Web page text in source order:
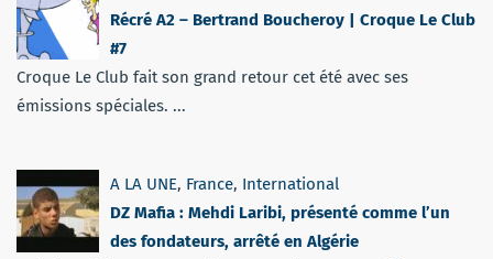
Récré A2 – Bertrand Boucheroy | Croque Le Club
#7
Croque Le Club fait son grand retour cet été avec ses
émissions spéciales. ...
A LA UNE, France, International
DZ Mafia : Mehdi Laribi, présenté comme l’un
des fondateurs, arrêté en Algérie